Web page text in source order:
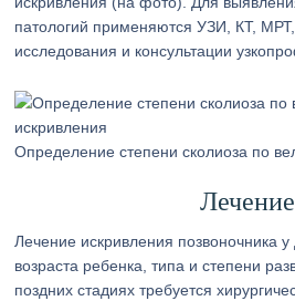
патологий применяются УЗИ, КТ,
исследования и консультации
Определение степени сколиоза по
Лечение
Лечение искривления позвоночника у
возраста ребенка, типа и степени
поздних стадиях требуется